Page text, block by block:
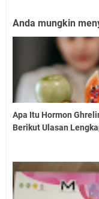
Anda mungkin
Apa Itu Hormon
Berikut Ulasan